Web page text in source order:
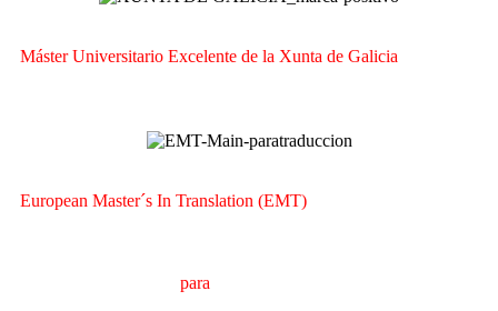
Máster Universitario Excelente de la Xunta de Galicia
European Master´s In Translation (EMT)
para